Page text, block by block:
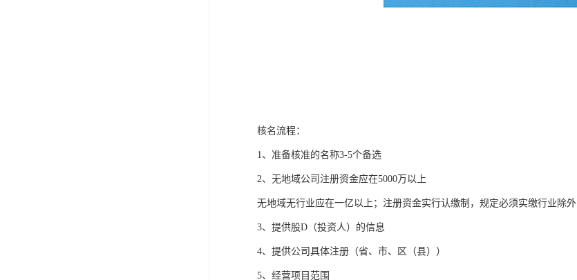
核名流程：
1、准备核准的名称3-5个备选
2、无地域公司注册资金应在5000万以上
无地域无行业应在一亿以上；注册资金实行认缴制，规定必须实缴行业除外
3、提供股D（投资人）的信息
4、提供公司具体注册（省、市、区（县））
5、经营项目范围